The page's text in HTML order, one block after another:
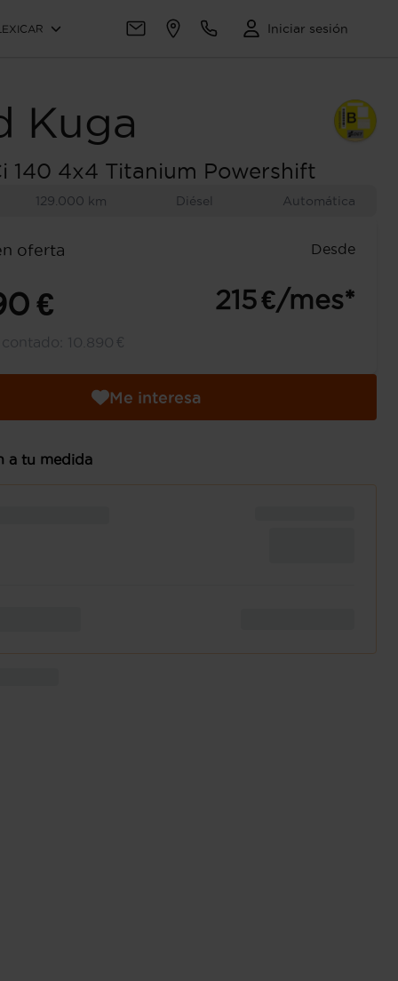
Iniciar sesión
Kuga
140 4x4 Titanium Powershift
129.000 km Diésel Automática
oferta
Desde
€ 215 €/mes*
10.890 €
Me interesa
a tu medida